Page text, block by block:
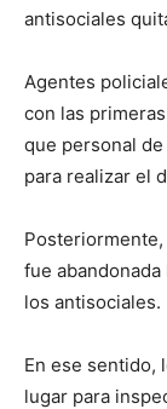
antisociales
Agentes
con las
que personal
para realizar el
fue
los antisociales.
En ese sentido,
lugar para